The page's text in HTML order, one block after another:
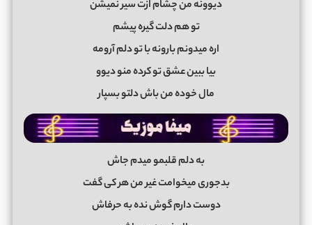
دیوونه من چشام ازت سیر نمیشن
تو هم دلت گیره پیشم
اره میدونم بارونه با تو دلم آرومه
بیا ببین عشق تو کرده منو دیوو
مال خوده من باش دلتو بسپار
به دلم قلبمو میدم جاش
بدجوری میخوامت غیر من هر کی گفت
دوست دارم گوش نده به حرفاش